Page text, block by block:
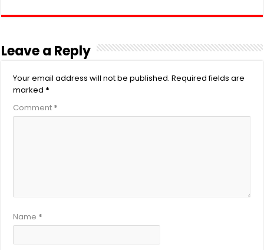
Leave a Reply
Your email address will not be published. Required fields are
marked *
Comment *
Name *